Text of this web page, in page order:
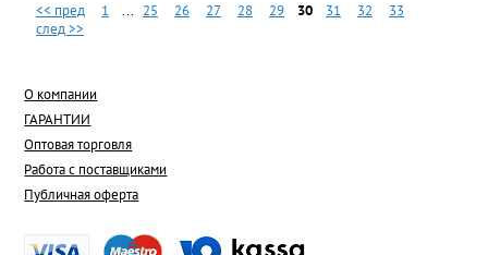
<< пред 1 ... 25 26 27 28 29 30 31 32
33
след >>
О компании
ГАРАНТИИ
Оптовая торговля
Работа с поставщиками
Публичная оферта